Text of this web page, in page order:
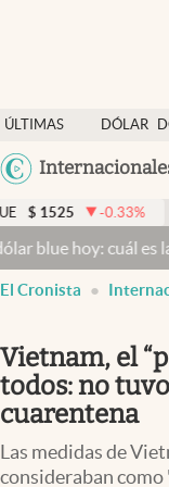
ÚLTIMAS
NOTICIAS
DÓLAR
Dólar
Members
Economía y Política
Finanzas y Mercados
Mercados Online
Columnistas
Otras secciones
Apertura
-0.33% DÓLAR
cuál es la
El Cronista
Vietnam, el
todos: no
cuarentena
Las medidas de
consideraban como